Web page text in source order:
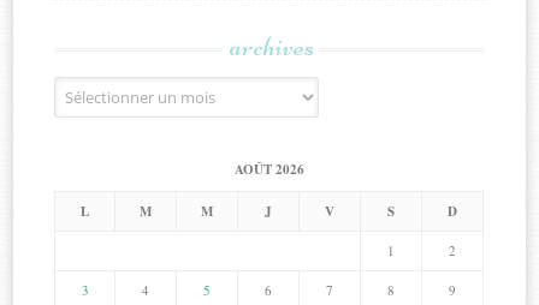
archives
Archives
AOÛT 2026
L M M J V S D
1 2
3 4 5 6 7 8 9